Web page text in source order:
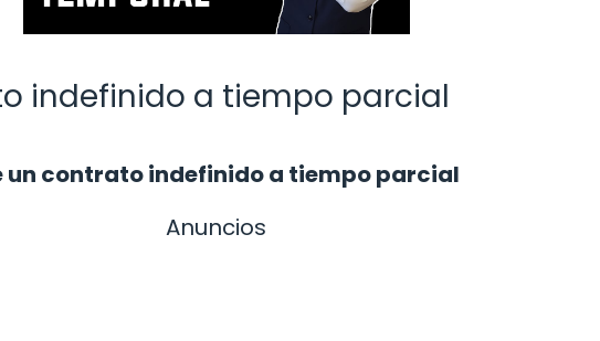
indefinido a tiempo parcial
un contrato indefinido a tiempo parcial
Anuncios